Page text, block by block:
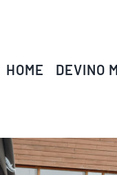
HOME DEVINO